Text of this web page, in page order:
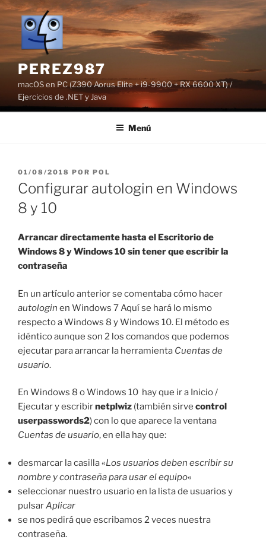
Saltar
contenido
PEREZ987
macOS en PC (Z390 Aorus Elite + i9-9900 + RX 6600 XT) /
Ejercicios de .NET y Java
Menú
PUBLICADO
EL
01/08/2018 POR POL
Configurar autologin en Windows
8 y 10
Arrancar directamente hasta el Escritorio de
Windows 8 y Windows 10 sin tener que escribir la
contraseña
En un artículo anterior se comentaba cómo hacer
autologin en Windows 7 Aquí se hará lo mismo
respecto a Windows 8 y Windows 10. El método es
idéntico aunque son 2 los comandos que podemos
ejecutar para arrancar la herramienta Cuentas de
usuario.
En Windows 8 o Windows 10 hay que ir a Inicio /
Ejecutar y escribirnetplwiz (también sirve control
userpasswords2) con lo que aparece la ventana
Cuentas de usuario, en ella hay que:
desmarcar la casilla «Los usuarios deben escribir su
nombre y contraseña para usar el equipo«
seleccionar nuestro usuario en la lista de usuarios y
pulsarAplicar
se nos pedirá que escribamos 2 veces nuestra
contraseña.